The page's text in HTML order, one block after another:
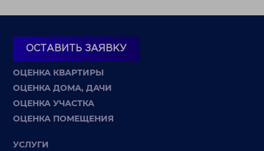
ОСТАВИТЬ ЗАЯВКУ
ОЦЕНКА КВАРТИРЫ
ОЦЕНКА ДОМА, ДАЧИ
ОЦЕНКА УЧАСТКА
ОЦЕНКА ПОМЕЩЕНИЯ
УСЛУГИ